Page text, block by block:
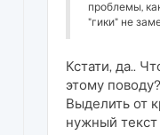
проблемы,
"гики" не
Кстати, да..
этому
Выделить от
нужный текст